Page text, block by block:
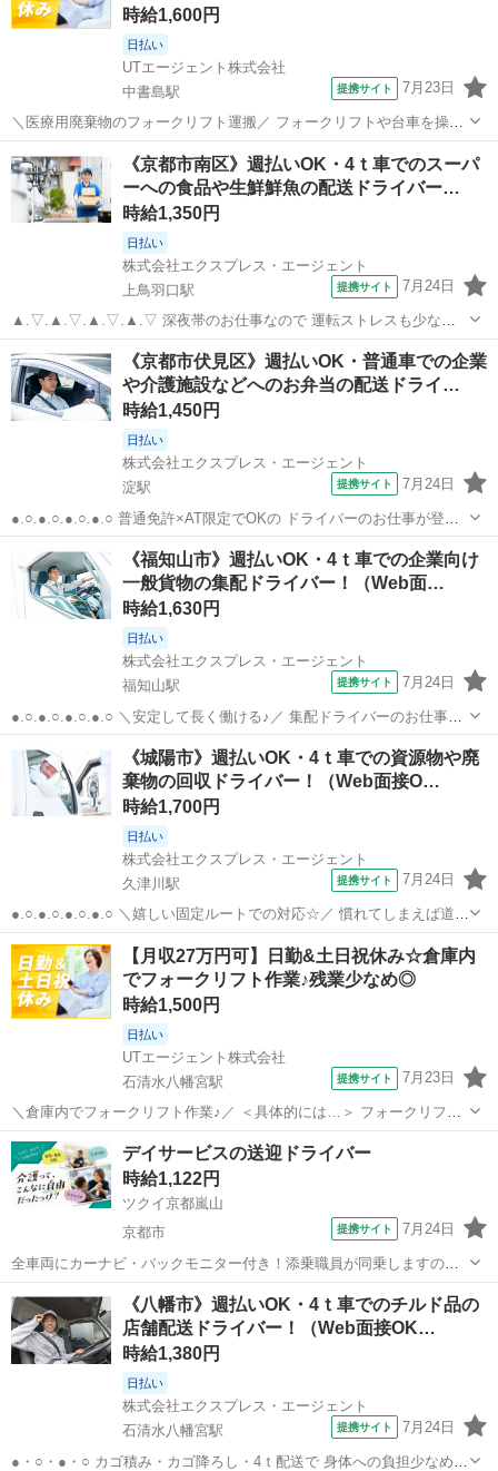
時給1,600円
日払い
UTエージェント株式会社
中書島駅
提携サイト 7月23日
＼医療用廃棄物のフォークリフト運搬／ フォークリフトや台車を操作
し、医療用産業廃棄物の運搬など行う業務です♪ ＜具体的には…＞ ■
トラックからの荷下ろし ・フォークリフト（カウンター）使用 ■台車
への積み替え ■焼却炉ま...
京都 京都市 中書島駅 ドライバー
《京都市南区》週払いOK・4ｔ車でのスーパ
ーへの食品や生鮮鮮魚の配送ドライバー…
時給1,350円
日払い
株式会社エクスプレス・エージェント
上鳥羽口駅
提携サイト 7月24日
▲.▽.▲.▽.▲.▽.▲.▽ 深夜帯のお仕事なので 運転ストレスも少なめ
で 安定してご就業可能◎ 月収27万円以上も稼げる ドライバーのお仕
事がきましたよ♪ ▲.▽.▲.▽.▲.▽.▲.▽
—————————————— ...
京都 京都市 上鳥羽口駅 ドライバー
《京都市伏見区》週払いOK・普通車での企業
や介護施設などへのお弁当の配送ドライ…
時給1,450円
日払い
株式会社エクスプレス・エージェント
淀駅
提携サイト 7月24日
●.○.●.○.●.○.●.○ 普通免許×AT限定でOKの ドライバーのお仕事が登場
☆ 土日祝休みなので、 プライベートも充足できる♪ 気になる方は今す
ぐチェック！ ●.○.●.○.●.○.●.○ ————————————...
京都 京都市 淀駅 ドライバー
《福知山市》週払いOK・4ｔ車での企業向け
一般貨物の集配ドライバー！（Web面…
時給1,630円
日払い
株式会社エクスプレス・エージェント
福知山駅
提携サイト 7月24日
●.○.●.○.●.○.●.○ ＼安定して長く働ける♪／ 集配ドライバーのお仕事が
登場！ 高時給設定のお仕事なので シッカリ稼げるお仕事です☆
●.○.●.○.●.○.●.○ —————————————— ■使用車種：4ｔ...
京都 福知山市 福知山駅 ドライバー
《城陽市》週払いOK・4ｔ車での資源物や廃
棄物の回収ドライバー！（Web面接O…
時給1,700円
日払い
株式会社エクスプレス・エージェント
久津川駅
提携サイト 7月24日
●.○.●.○.●.○.●.○ ＼嬉しい固定ルートでの対応☆／ 慣れてしまえば道に
迷う心配もナシ♪ 重量物もほぼありません！ これは応募しないともっ
たいない！ ●.○.●.○.●.○.●.○ —————————————— ...
京都 城陽市 久津川駅 ドライバー
【月収27万円可】日勤&土日祝休み☆倉庫内
でフォークリフト作業♪残業少なめ◎
時給1,500円
日払い
UTエージェント株式会社
石清水八幡宮駅
提携サイト 7月23日
＼倉庫内でフォークリフト作業♪／ ＜具体的には…＞ フォークリフト
を使った作業になります♪ ◆トラックから降ろされた製品を仕分けし
格納する ◆伝票を確認しながらピッキングを行い出荷準備をする ☆基
本的にリフトに乗っている...
京都 八幡市 石清水八幡宮駅 ドライバー
デイサービスの送迎ドライバー
時給1,122円
ツクイ京都嵐山
京都市
提携サイト 7月24日
全車両にカーナビ・バックモニター付き！添乗職員が同乗しますので
安心して始められます。 ※デイサービスを利用されるお客様の送迎
業務 ※専用車両(キャラバン・ハイエース)の運転、各種点検 ※乗
降時の介護補助(歩行介助・車い...
京都 京都市 ドライバー
《八幡市》週払いOK・4ｔ車でのチルド品の
店舗配送ドライバー！（Web面接OK…
時給1,380円
日払い
株式会社エクスプレス・エージェント
石清水八幡宮駅
提携サイト 7月24日
●・○・●・○ カゴ積み・カゴ降ろし・4ｔ配送で 身体への負担少なめ◎